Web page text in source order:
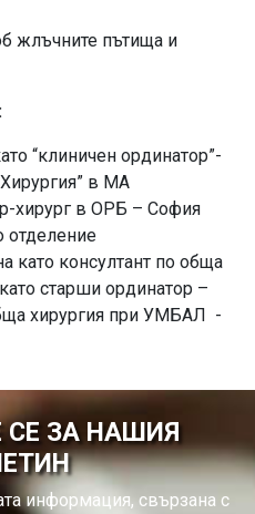
жлъчните пътища и
“клиничен ординатор”-
в МА
хирург в ОРБ – София
отделение
като консултант по обща
старши ординатор –
хирургия при УМБАЛ -
СЕ ЗА НАШИЯ
информация, свързана с